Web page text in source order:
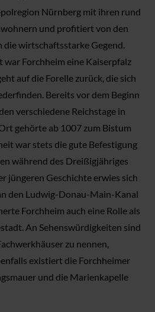
Nürnberg mit ihren rund
und profitiert von den
wirtschaftsstarke Gegend.
war Forchheim eine Kaiserpfalz
auf die Forelle zurück, die sich
Bereits vor dem Beginn
verschiedene Reichstage in
gehörte ab 1007 zum Bistum
war stets die gute Befestigung
während des Dreißigjähriges
jüngeren Geschichte erwies sich
den Ludwig-Donau-Main-Kanal
Forchheim auch eine Rolle als
An Sehenswürdigkeiten sind
zu nennen,
existiert die Forchheimer
und die Marienkapelle